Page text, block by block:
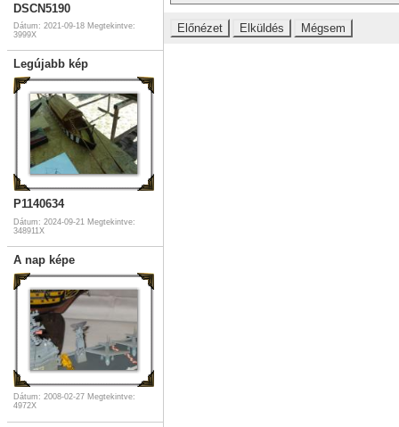
DSCN5190
Dátum: 2021-09-18 Megtekintve:
3999X
Legújabb kép
P1140634
Dátum: 2024-09-21 Megtekintve:
348911X
A nap képe
Dátum: 2008-02-27 Megtekintve:
4972X